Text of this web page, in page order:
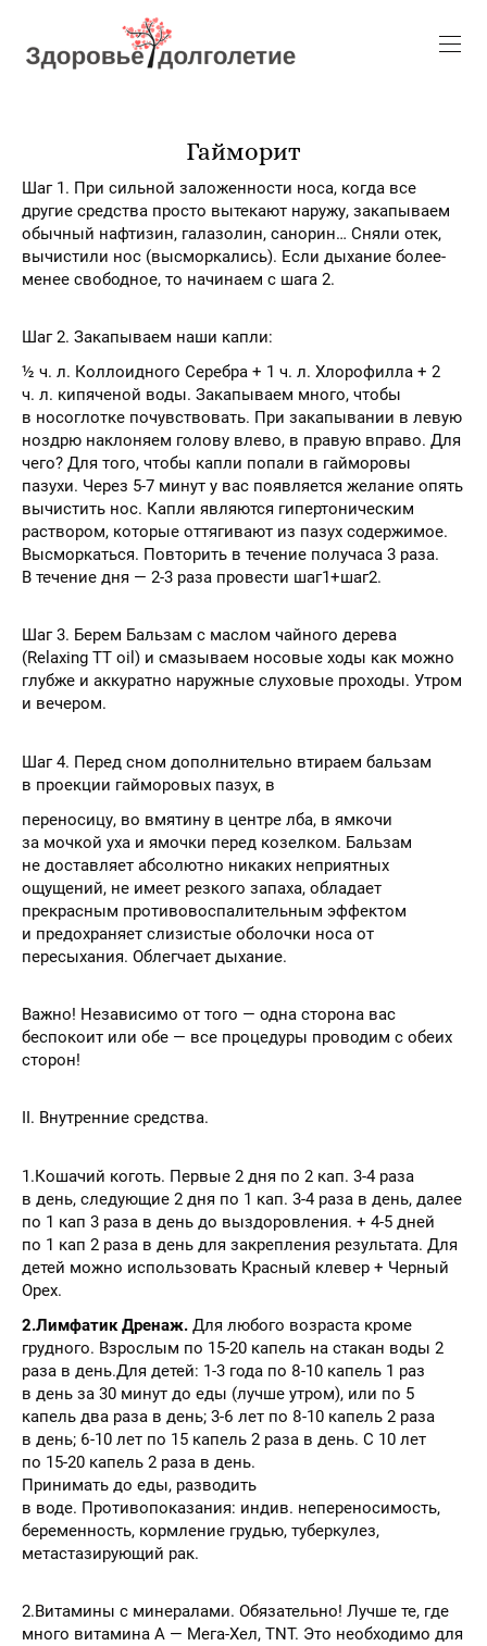
Гайморит
Шаг 1. При сильной заложенности носа, когда все
другие средства просто вытекают наружу, закапываем
обычный нафтизин, галазолин, санорин… Сняли отек,
вычистили нос (высморкались). Если дыхание более-
менее свободное, то начинаем с шага 2.
Шаг 2. Закапываем наши капли:
½ ч. л. Коллоидного Серебра + 1 ч. л. Хлорофилла + 2
ч. л. кипяченой воды. Закапываем много, чтобы
в носоглотке почувствовать. При закапывании в левую
ноздрю наклоняем голову влево, в правую вправо. Для
чего? Для того, чтобы капли попали в гайморовы
пазухи. Через 5-7 минут у вас появляется желание опять
вычистить нос. Капли являются гипертоническим
раствором, которые оттягивают из пазух содержимое.
Высморкаться. Повторить в течение получаса 3 раза.
В течение дня — 2-3 раза провести шаг1+шаг2.
Шаг 3. Берем Бальзам с маслом чайного дерева
(Relaxing TT oil) и смазываем носовые ходы как можно
глубже и аккуратно наружные слуховые проходы. Утром
и вечером.
Шаг 4. Перед сном дополнительно втираем бальзам
в проекции гайморовых пазух, в
переносицу, во вмятину в центре лба, в ямкочи
за мочкой уха и ямочки перед козелком. Бальзам
не доставляет абсолютно никаких неприятных
ощущений, не имеет резкого запаха, обладает
прекрасным противовоспалительным эффектом
и предохраняет слизистые оболочки носа от
пересыхания. Облегчает дыхание.
Важно! Независимо от того — одна сторона вас
беспокоит или обе — все процедуры проводим с обеих
сторон!
II. Внутренние средства.
1.Кошачий коготь. Первые 2 дня по 2 кап. 3-4 раза
в день, следующие 2 дня по 1 кап. 3-4 раза в день, далее
по 1 кап 3 раза в день до выздоровления. + 4-5 дней
по 1 кап 2 раза в день для закрепления результата. Для
детей можно использовать Красный клевер + Черный
Орех.
2.Лимфатик Дренаж. Для любого возраста кроме
грудного. Взрослым по 15-20 капель на стакан воды 2
раза в день.Для детей: 1-3 года по 8-10 капель 1 раз
в день за 30 минут до еды (лучше утром), или по 5
капель два раза в день; 3-6 лет по 8-10 капель 2 раза
в день; 6-10 лет по 15 капель 2 раза в день. С 10 лет
по 15-20 капель 2 раза в день.
Принимать до еды, разводить
в воде. Противопоказания: индив. непереносимость,
беременность, кормление грудью, туберкулез,
метастазирующий рак.
2.Витамины с минералами. Обязательно! Лучше те, где
много витамина А — Мега-Хел, TNT. Это необходимо для